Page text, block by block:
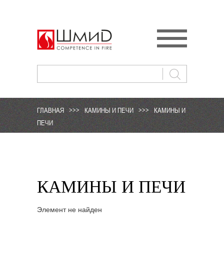
ГЛАВНАЯ >>> КАМИНЫ И ПЕЧИ >>>
КАМИНЫ И
ПЕЧИ
КАМИНЫ И ПЕЧИ
Элемент не найден